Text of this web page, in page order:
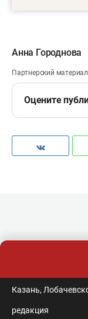
Анна Городнова
Партнерский материал
Оцените
Казань,
редакция